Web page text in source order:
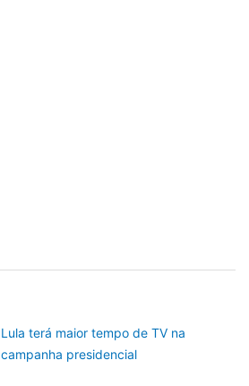
Lula terá maior tempo de TV na
campanha presidencial